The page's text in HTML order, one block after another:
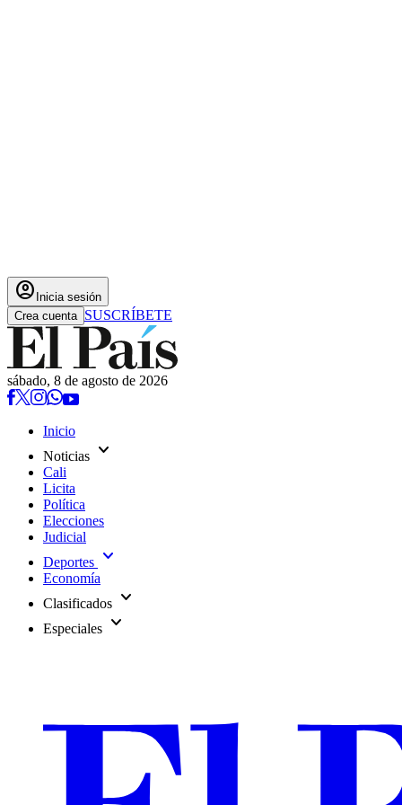
account_circle Inicia sesión
Crea cuenta SUSCRÍBETE
sábado, 8 de agosto de 2026
Inicio
Noticias expand_more
Cali
Licita
Política
Elecciones
Judicial
Deportes expand_more
Economía
Clasificados expand_more
Especiales expand_more